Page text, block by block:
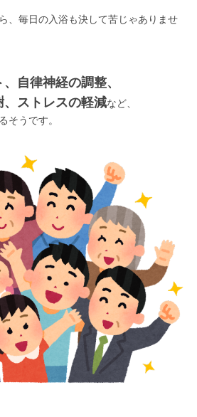
、毎日の入浴も決して苦じゃありませ
自律神経の調整、
、ストレスの軽減など、
そうです。